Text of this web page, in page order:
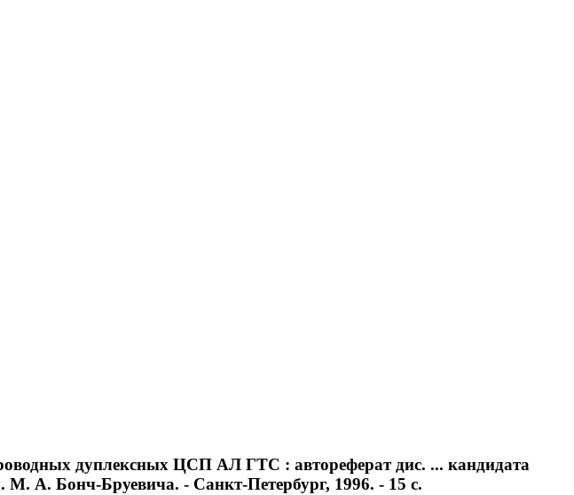
дуплексных ЦСП АЛ ГТС : автореферат дис. ... кандидата
М. А. Бонч-Бруевича. - Санкт-Петербург, 1996. - 15 с.